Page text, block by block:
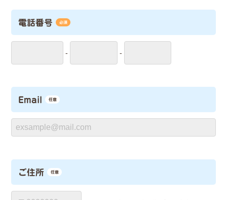
電話番号 必須
- -
Email 任意
ご住所 任意